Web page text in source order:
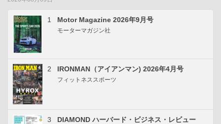
1 Motor Magazine 2026年9月号
モーターマガジン社
2 IRONMAN（アイアンマン) 2026年4月号
フィットネススポーツ
3
DIAMOND ハーバード・ビジネス・レビュー